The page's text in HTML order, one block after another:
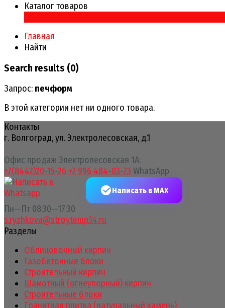
Каталог товаров
×
Главная
Найти
Search results (0)
Запрос: печформ
В этой категории нет ни одного товара.
Контакты
г. Волгоград, ул. Электролесовская, д.1
Офис продаж Электролесовская 1А:
+7(8442)20-15-26 +7 996 484-03-73 WhatsApp
Написать в MAX
Пн—Пт 08:30—17:30
s.ryzhkova@stroytemp34.ru
Разделы
Облицовочный кирпич
Газобетонные блоки
Строительный кирпич
Шамотный (огнеупорный) кирпич
Строительные блоки
Гранитная плитка (натуральный камень)